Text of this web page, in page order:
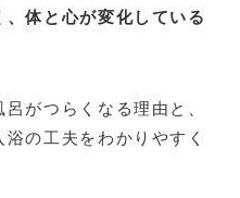
、体と心が変化している
がつらくなる理由と、
の工夫をわかりやすく